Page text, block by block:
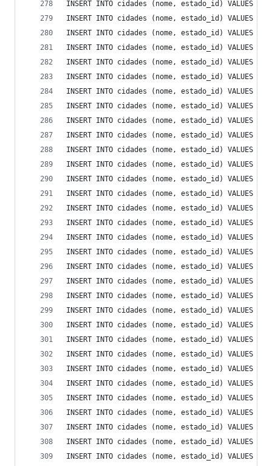
INSERT INTO cidades (nome, estado_id)
INSERT INTO cidades (nome, estado_id) VALUES
INSERT INTO cidades (nome, estado_id) VALUES
INSERT INTO cidades (nome, estado_id) VALUES
INSERT INTO cidades (nome, estado_id) VALUES
INSERT INTO cidades (nome, estado_id)
INSERT INTO cidades (nome, estado_id) VALUES
INSERT INTO cidades (nome, estado_id) VALUES
INSERT INTO cidades (nome, estado_id) VALUES
INSERT INTO cidades (nome, estado_id) VALUES
INSERT INTO cidades (nome, estado_id) VALUES
INSERT INTO cidades (nome, estado_id) VALUES
INSERT INTO cidades (nome, estado_id) VALUES
INSERT INTO cidades (nome, estado_id) VALUES
INSERT INTO cidades (nome, estado_id) VALUES
INSERT INTO cidades (nome, estado_id) VALUES
INSERT INTO cidades (nome, estado_id) VALUES
INSERT INTO cidades (nome, estado_id) VALUES
INSERT INTO cidades (nome, estado_id) VALUES
INSERT INTO cidades (nome, estado_id) VALUES
INSERT INTO cidades (nome, estado_id) VALUES
INSERT INTO cidades (nome, estado_id) VALUES
INSERT INTO cidades (nome, estado_id) VALUES
INSERT INTO cidades (nome, estado_id) VALUES
INSERT INTO cidades (nome, estado_id) VALUES
INSERT INTO cidades (nome, estado_id) VALUES
INSERT INTO cidades (nome, estado_id) VALUES
INSERT INTO cidades (nome, estado_id) VALUES
INSERT INTO cidades (nome, estado_id) VALUES
INSERT INTO cidades (nome, estado_id) VALUES
INSERT INTO cidades (nome, estado_id) VALUES
INSERT INTO cidades (nome, estado_id) VALUES